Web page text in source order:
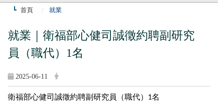
首頁 就業
就業｜衛福部心健司誠徵約聘副研究
員（職代）1名
2025-06-11
衛福部心健司誠徵約聘副研究員（職代） 1名